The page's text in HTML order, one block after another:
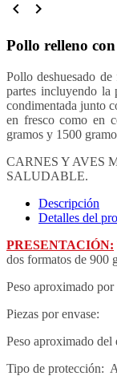
 
Pollo relleno
Pollo deshuesado
partes incluyendo
condimentada junto
en fresco como en
gramos y 1500
CARNES Y AVES
SALUDABLE.
Descripción
Detalles del
PRESENTACIÓN:
dos formatos de 900
Peso aproximado
Piezas
Peso aproximado
Tipo de protección: